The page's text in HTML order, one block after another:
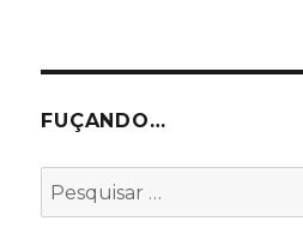
FUÇANDO…
Pesquisar
por: